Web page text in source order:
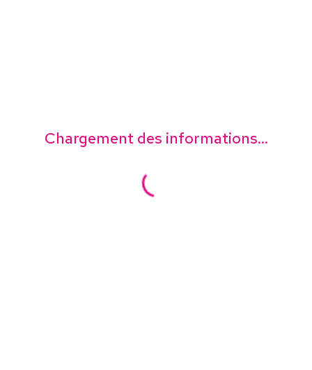
Chargement des informations...